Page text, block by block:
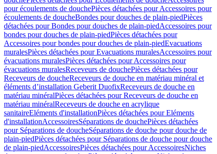
pour écoulements de douchePièces détachées pour Accessoires pour
écoulements de doucheBondes pour douches de plain-piedPièces
détachées pour Bondes pour douches de plain-piedAccessoires pour
bondes pour douches de plain-piedPièces détachées pour
Accessoires pour bondes pour douches de plain-piedEvacuations
muralesPièces détachées pour Evacuations muralesAccessoires pour
évacuations muralesPièces détachées pour Accessoires pour
évacuations muralesReceveurs de douchePièces détachées pour
Receveurs de doucheReceveurs de douche en matériau minéral et
éléments d’installation Geberit DuofixReceveurs de douche en
matériau minéralPièces détachées pour Receveurs de douche en
matériau minéralReceveurs de douche en acrylique
sanitaireEléments d'installationPièces détachées pour Eléments
d'installationAccessoiresSéparations de douchePièces détachées
pour Séparations de doucheSéparations de douche pour douche de
plain-piedPièces détachées pour Séparations de douche pour douche
de plain-piedAccessoiresPièces détachées pour AccessoiresNiches